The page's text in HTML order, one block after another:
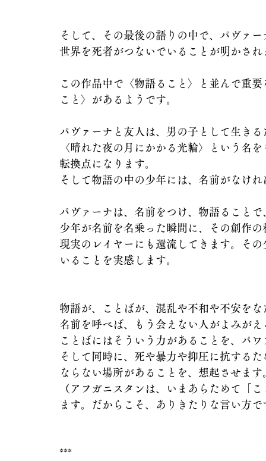
そして、その最後の語りの中で、パヴァ
世界を死者がつないでいることが明かされ
この作品中で〈物語ること〉と並んで重
こと〉があるようです。
パヴァーナと友人は、男の子として生き
〈晴れた夜の月にかかる光輪〉という名
転換点になります。
そして物語の中の少年には、名前がなけ
パヴァーナは、名前をつけ、物語ること
少年が名前を名乗った瞬間に、その創作
現実のレイヤーにも還流してきます。そ
いることを実感します。
物語が、ことばが、混乱や不和や不安をな
名前を呼べば、もう会えない人がよみがえ
ことばにはそういう力があることを、パ
そして同時に、死や暴力や抑圧に抗する
ならない場所があることを、想起させます
（アフガニスタンは、いまあらためて「
ます。だからこそ、ありきたりな言い方
***